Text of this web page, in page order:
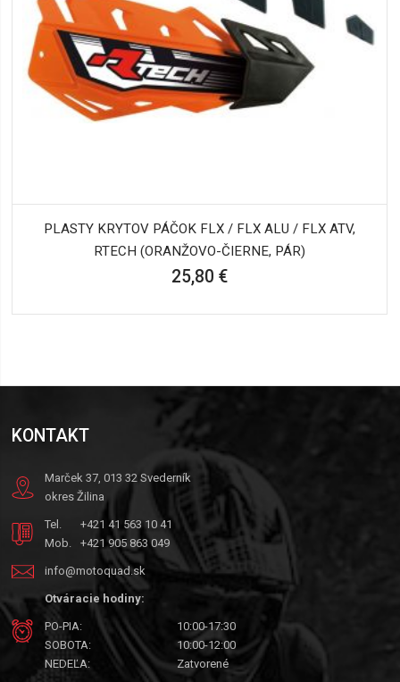
PLASTY KRYTOV PÁČOK FLX / FLX ALU / FLX ATV,
RTECH (ORANŽOVO-ČIERNE, PÁR)
25,80 €
KONTAKT
Marček 37, 013 32 Svederník
okres Žilina
Tel.
+421 41 563 10 41
Mob.
+421 905 863 049
info@motoquad.sk
Otváracie hodiny:
PO-PIA:
10:00-17:30
SOBOTA:
10:00-12:00
NEDEĽA:
Zatvorené